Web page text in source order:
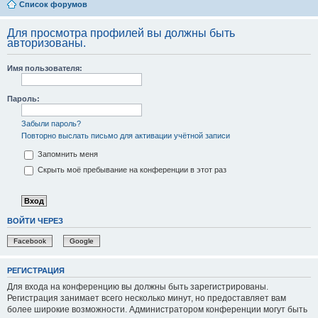
Список форумов
Для просмотра профилей вы должны быть
авторизованы.
Имя пользователя:
Пароль:
Забыли пароль?
Повторно выслать письмо для активации учётной записи
Запомнить меня
Скрыть моё пребывание на конференции в этот раз
ВОЙТИ ЧЕРЕЗ
Facebook Google
РЕГИСТРАЦИЯ
Для входа на конференцию вы должны быть зарегистрированы.
Регистрация занимает всего несколько минут, но предоставляет вам
более широкие возможности. Администратором конференции могут быть